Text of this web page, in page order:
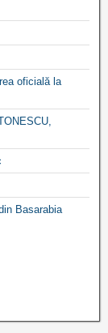
oficială la
Basarabia